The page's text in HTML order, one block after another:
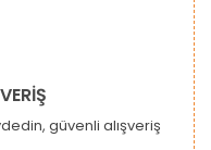
güvenli alışveriş